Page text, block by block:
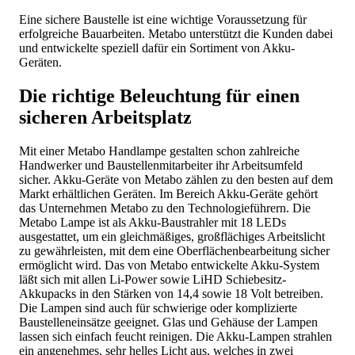
Eine sichere Baustelle ist eine wichtige Voraussetzung für
erfolgreiche Bauarbeiten. Metabo unterstützt die Kunden dabei
und entwickelte speziell dafür ein Sortiment von Akku-
Geräten.
Die richtige Beleuchtung für einen
sicheren Arbeitsplatz
Mit einer Metabo Handlampe gestalten schon zahlreiche
Handwerker und Baustellenmitarbeiter ihr Arbeitsumfeld
sicher. Akku-Geräte von Metabo zählen zu den besten auf dem
Markt erhältlichen Geräten. Im Bereich Akku-Geräte gehört
das Unternehmen Metabo zu den Technologieführern. Die
Metabo Lampe ist als Akku-Baustrahler mit 18 LEDs
ausgestattet, um ein gleichmäßiges, großflächiges Arbeitslicht
zu gewährleisten, mit dem eine Oberflächenbearbeitung sicher
ermöglicht wird. Das von Metabo entwickelte Akku-System
läßt sich mit allen Li-Power sowie LiHD Schiebesitz-
Akkupacks in den Stärken von 14,4 sowie 18 Volt betreiben.
Die Lampen sind auch für schwierige oder komplizierte
Baustelleneinsätze geeignet. Glas und Gehäuse der Lampen
lassen sich einfach feucht reinigen. Die Akku-Lampen strahlen
ein angenehmes, sehr helles Licht aus, welches in zwei